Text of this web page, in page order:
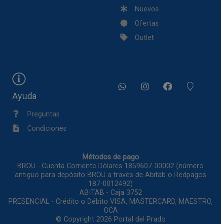
Nuevos
Ofertas
Outlet
Ayuda
Preguntas
Condiciones
Métodos de pago
BROU - Cuenta Corriente Dólares 1859607-00002 (número
antiguo para depósito BROU a través de Abitab o Redpagos
187-0012492)
ABITAB - Caja 3752
PRESENCIAL - Crédito o Débito VISA, MASTERCARD, MAESTRO,
OCA
© Copyright 2026 Portal del Prado